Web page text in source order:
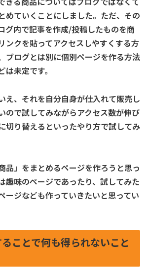
めていくことにしました。ただ、その
グ内で記事を作成/投稿したものを商
ンクを貼ってアクセスしやすくする方
ブログとは別に個別ページを作る方法
未定です。
え、それを自分自身が仕入れて販売し
ので試してみながらアクセス数が伸び
切り替えるといったやり方で試してみ
品」をまとめるページを作ろうと思っ
趣味のページであったり、試してみた
ージなども作っていきたいと思ってい
ことで何も得られないこと